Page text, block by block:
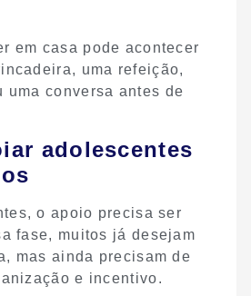
em casa pode acontecer
uma refeição,
uma conversa antes de
adolescentes
o apoio precisa ser
fase, muitos já desejam
mas ainda precisam de
e incentivo.